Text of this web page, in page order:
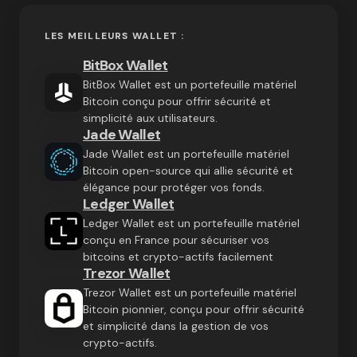
LES MEILLEURS WALLET :
BitBox Wallet
BitBox Wallet est un portefeuille matériel
Bitcoin conçu pour offrir sécurité et
simplicité aux utilisateurs.
Jade Wallet
Jade Wallet est un portefeuille matériel
Bitcoin open-source qui allie sécurité et
élégance pour protéger vos fonds.
Ledger Wallet
Ledger Wallet est un portefeuille matériel
conçu en France pour sécuriser vos
bitcoins et crypto-actifs facilement
Trezor Wallet
Trezor Wallet est un portefeuille matériel
Bitcoin pionnier, conçu pour offrir sécurité
et simplicité dans la gestion de vos
crypto-actifs.